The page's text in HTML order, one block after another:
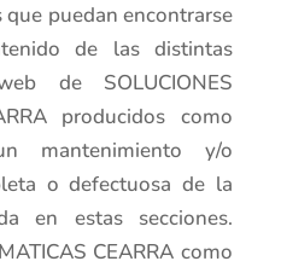
puedan encontrarse
de las distintas
de SOLUCIONES
producidos como
mantenimiento y/o
o defectuosa de la
en estas secciones.
CEARRA como